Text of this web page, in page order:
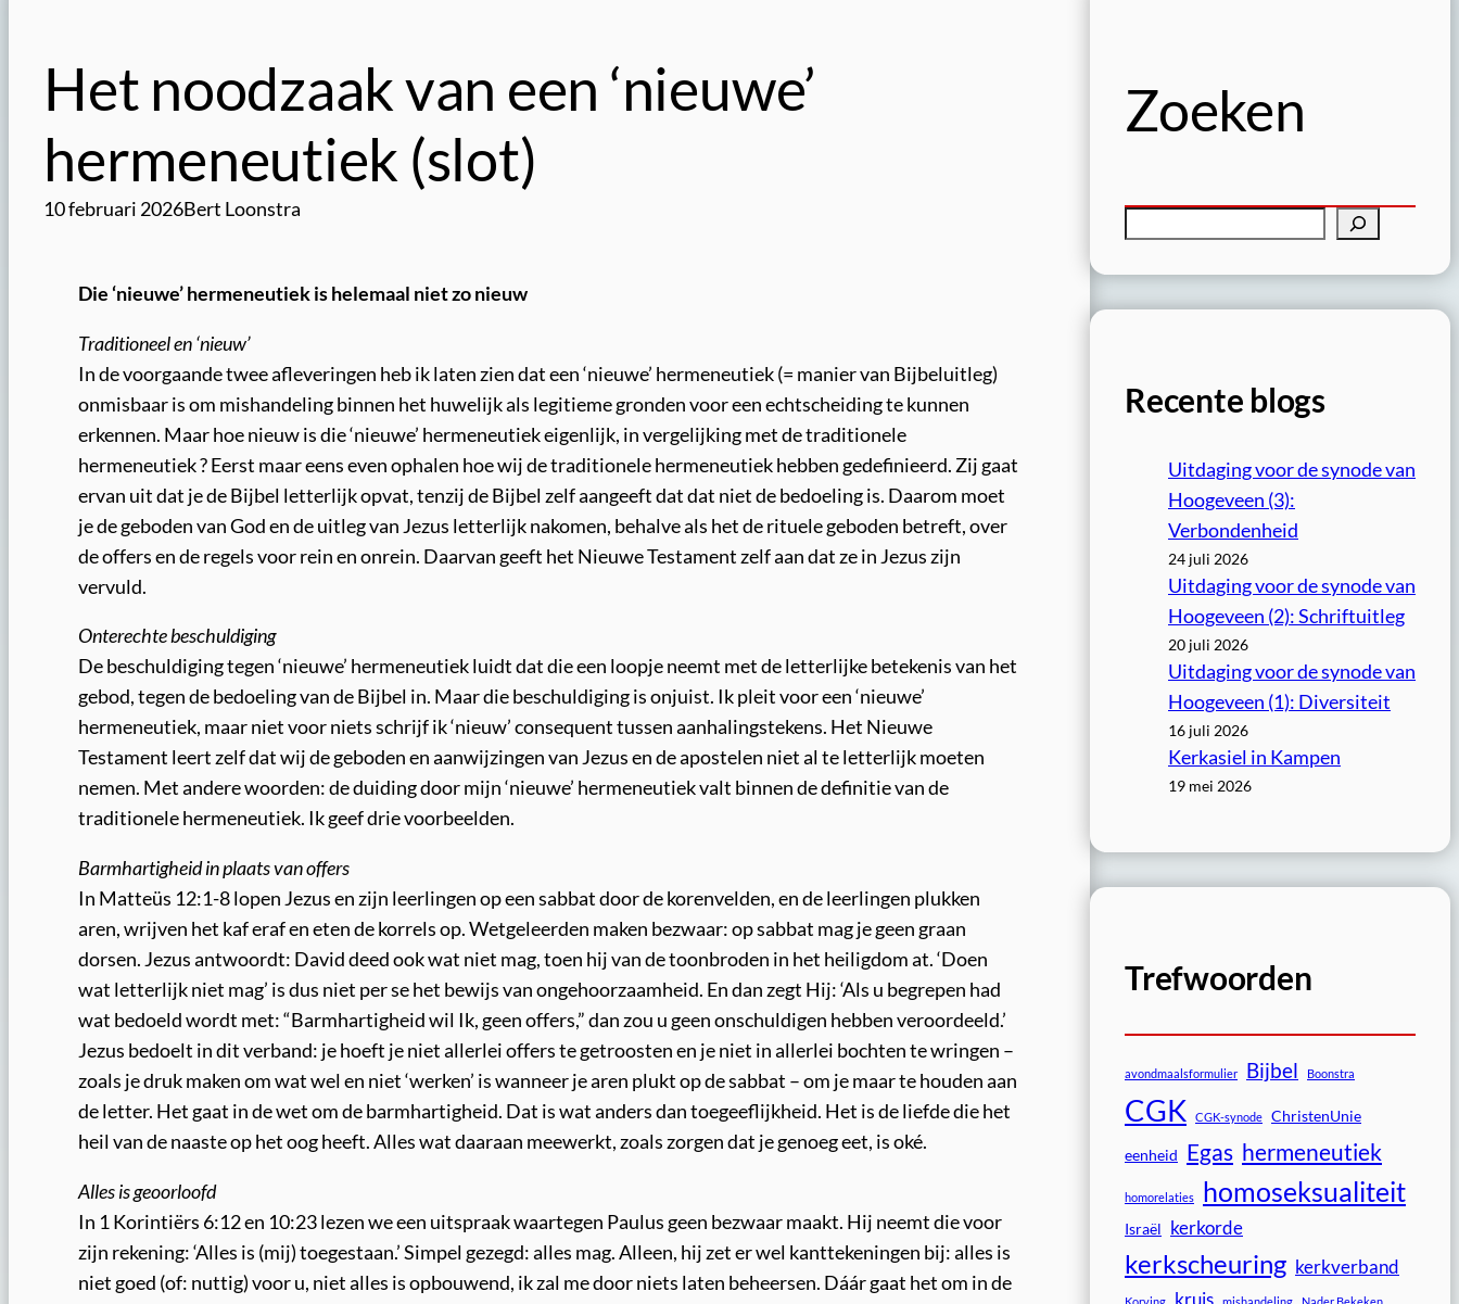
Het noodzaak van een ‘nieuwe’
hermeneutiek (slot)
10 februari 2026Bert Loonstra
Die ‘nieuwe’ hermeneutiek is helemaal niet zo nieuw
Traditioneel en ‘nieuw’
In de voorgaande twee afleveringen heb ik laten zien dat een ‘nieuwe’ hermeneutiek (= manier van Bijbeluitleg)
onmisbaar is om mishandeling binnen het huwelijk als legitieme gronden voor een echtscheiding te kunnen
erkennen. Maar hoe nieuw is die ‘nieuwe’ hermeneutiek eigenlijk, in vergelijking met de traditionele
hermeneutiek ? Eerst maar eens even ophalen hoe wij de traditionele hermeneutiek hebben gedefinieerd. Zij gaat
ervan uit dat je de Bijbel letterlijk opvat, tenzij de Bijbel zelf aangeeft dat dat niet de bedoeling is. Daarom moet
je de geboden van God en de uitleg van Jezus letterlijk nakomen, behalve als het de rituele geboden betreft, over
de offers en de regels voor rein en onrein. Daarvan geeft het Nieuwe Testament zelf aan dat ze in Jezus zijn
vervuld.
Onterechte beschuldiging
De beschuldiging tegen ‘nieuwe’ hermeneutiek luidt dat die een loopje neemt met de letterlijke betekenis van het
gebod, tegen de bedoeling van de Bijbel in. Maar die beschuldiging is onjuist. Ik pleit voor een ‘nieuwe’
hermeneutiek, maar niet voor niets schrijf ik ‘nieuw’ consequent tussen aanhalingstekens. Het Nieuwe
Testament leert zelf dat wij de geboden en aanwijzingen van Jezus en de apostelen niet al te letterlijk moeten
nemen. Met andere woorden: de duiding door mijn ‘nieuwe’ hermeneutiek valt binnen de definitie van de
traditionele hermeneutiek. Ik geef drie voorbeelden.
Barmhartigheid in plaats van offers
In Matteüs 12:1-8 lopen Jezus en zijn leerlingen op een sabbat door de korenvelden, en de leerlingen plukken
aren, wrijven het kaf eraf en eten de korrels op. Wetgeleerden maken bezwaar: op sabbat mag je geen graan
dorsen. Jezus antwoordt: David deed ook wat niet mag, toen hij van de toonbroden in het heiligdom at. ‘Doen
wat letterlijk niet mag’ is dus niet per se het bewijs van ongehoorzaamheid. En dan zegt Hij: ‘Als u begrepen had
wat bedoeld wordt met: “Barmhartigheid wil Ik, geen offers,” dan zou u geen onschuldigen hebben veroordeeld.’
Jezus bedoelt in dit verband: je hoeft je niet allerlei offers te getroosten en je niet in allerlei bochten te wringen –
zoals je druk maken om wat wel en niet ‘werken’ is wanneer je aren plukt op de sabbat – om je maar te houden aan
de letter. Het gaat in de wet om de barmhartigheid. Dat is wat anders dan toegeeflijkheid. Het is de liefde die het
heil van de naaste op het oog heeft. Alles wat daaraan meewerkt, zoals zorgen dat je genoeg eet, is oké.
Alles is geoorloofd
In 1 Korintiërs 6:12 en 10:23 lezen we een uitspraak waartegen Paulus geen bezwaar maakt. Hij neemt die voor
zijn rekening: ‘Alles is (mij) toegestaan.’ Simpel gezegd: alles mag. Alleen, hij zet er wel kanttekeningen bij: alles is
niet goed (of: nuttig) voor u, niet alles is opbouwend, ik zal me door niets laten beheersen. Dáár gaat het om in de
Zoeken
e
k
Recente blogs
Uitdaging voor de synode van
Hoogeveen (3):
Verbondenheid
24 juli 2026
Uitdaging voor de synode van
Hoogeveen (2): Schriftuitleg
20 juli 2026
Uitdaging voor de synode van
Hoogeveen (1): Diversiteit
16 juli 2026
Kerkasiel in Kampen
19 mei 2026
Trefwoorden
avondmaalsformulier Bijbel Boonstra
CGK CGK-synode ChristenUnie
eenheid Egas hermeneutiek
homorelaties homoseksualiteit
Israël kerkorde
kerkscheuring kerkverband